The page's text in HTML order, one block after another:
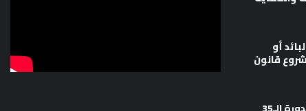
أو
قانون